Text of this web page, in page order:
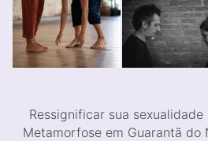
Ressignificar sua
Metamorfose em Guarantã do